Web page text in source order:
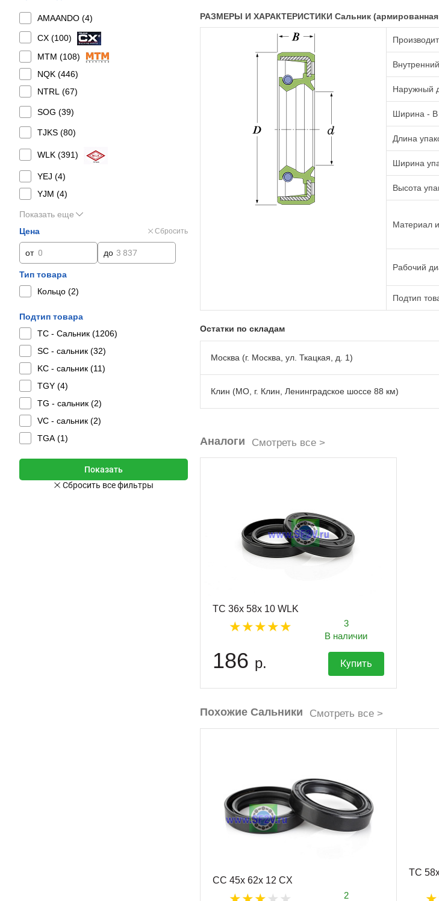
AMAANDO (4)
CX (100)
MTM (108)
NQK (446)
NTRL (67)
SOG (39)
TJKS (80)
WLK (391)
YEJ (4)
YJM (4)
Показать еще
Цена
Сбросить
от до
Тип товара
Кольцо (2)
Подтип товара
TC - Сальник (1206)
SC - сальник (32)
KC - сальник (11)
TGY (4)
TG - сальник (2)
VC - сальник (2)
TGA (1)
РАЗМЕРЫ И ХАРАКТЕРИСТИКИ Сальник (армированная
Наружный
Ширина -
Длина
Ширина
Высота
Материал
Рабочий
Подтип
Остатки по складам
Москва (г. Москва, ул. Ткацкая, д. 1)
Клин (МО, г. Клин, Ленинградское шоссе 88 км)
Аналоги Смотреть все >
TC 36x 58x 10 WLK
3
В наличии
186 р. Купить
Похожие Сальники Смотреть все >
CC 45x 62x 12 CX
2
TC